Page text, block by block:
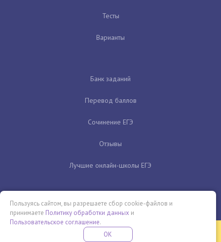
Тесты
Варианты
Банк заданий
Перевод баллов
Сочинение ЕГЭ
Отзывы
Лучшие онлайн-школы ЕГЭ
Бесплатная летняя школа
Пользуясь сайтом, вы разрешаете сбор cookie-файлов и
принимаете Политику обработки данных и
Пользовательское соглашение.
OK